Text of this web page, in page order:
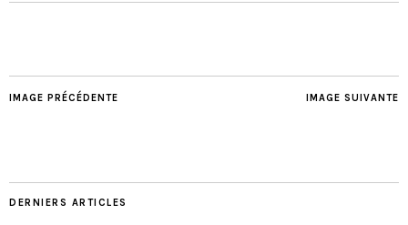
IMAGE SUIVANTE
IMAGE PRÉCÉDENTE
DERNIERS ARTICLES